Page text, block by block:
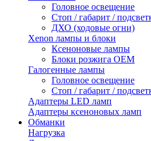
Головное освещение
Стоп / габарит /
ДХО (ходовые огни)
Xenon лампы и блоки
Ксеноновые лампы
Блоки розжига OEM
Галогенные лампы
Головное освещение
Стоп / габарит /
Адаптеры LED ламп
Адаптеры ксеноновых ламп
Обманки
Нагрузка